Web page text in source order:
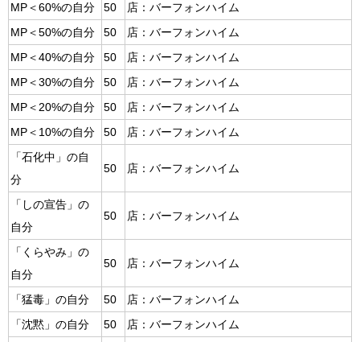
MP＜60%の自分
50
店：バーフォンハイム
MP＜50%の自分
50
店：バーフォンハイム
MP＜40%の自分
50
店：バーフォンハイム
MP＜30%の自分
50
店：バーフォンハイム
MP＜20%の自分
50
店：バーフォンハイム
MP＜10%の自分
50
店：バーフォンハイム
「石化中」の自
分
50 店：バーフォンハイム
「しの宣告」の
自分
50 店：バーフォンハイム
「くらやみ」の
自分
50 店：バーフォンハイム
「猛毒」の自分 50
店：バーフォンハイム
「沈黙」の自分
50
店：バーフォンハイム